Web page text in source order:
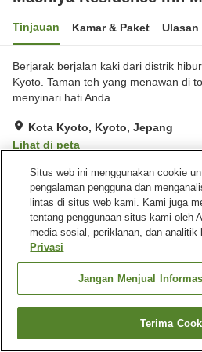
Tinjauan Kamar & Paket Ulasan
Berjarak berjalan kaki dari distrik
Kyoto. Taman teh yang menawan di
menyinari hati Anda.
Kota Kyoto, Kyoto, Jepang
Lihat di peta
Beranda Jepang Kyoto
Kota
Machiya Residence Inn Marikoji
Cari
Situs web ini menggunakan cookie
pengalaman pengguna dan
lintas di situs web kami. Kami juga
tentang penggunaan situs kami oleh
media sosial, periklanan, dan analitik
Privasi
Jangan Menjual
Terima